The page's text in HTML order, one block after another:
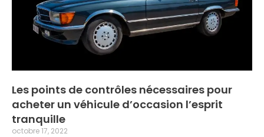
Les points de contrôles nécessaires pour
acheter un véhicule d’occasion l’esprit
tranquille
octobre 17, 2022